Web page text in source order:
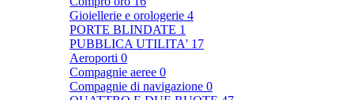
Gioiellerie e orologerie 4
PORTE BLINDATE 1
PUBBLICA UTILITA' 17
Aeroporti 0
Compagnie aeree 0
Compagnie di navigazione 0